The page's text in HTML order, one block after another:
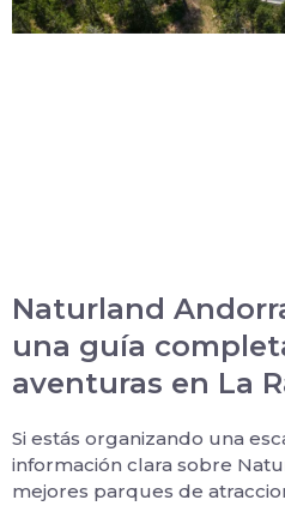
Naturland
una guía
aventuras en La
Si estás organizando una escapada y buscas
información clara sobre
mejores parques de